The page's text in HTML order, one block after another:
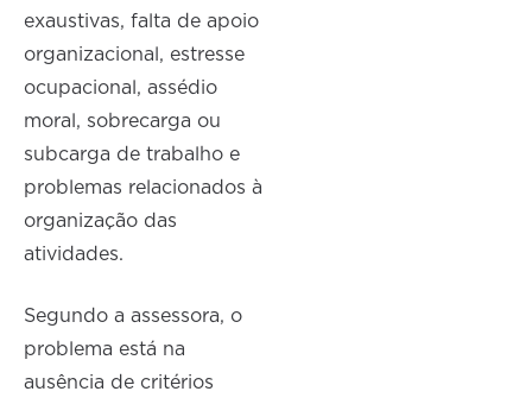
exaustivas, falta de apoio
organizacional, estresse
ocupacional, assédio
moral, sobrecarga ou
subcarga de trabalho e
problemas relacionados à
organização das
atividades.
Segundo a assessora, o
problema está na
ausência de critérios